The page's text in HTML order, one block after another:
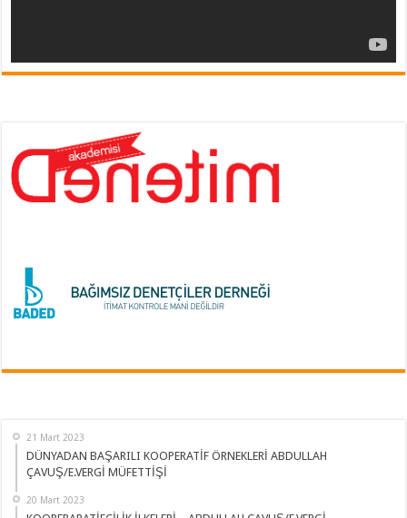
21 Mart 2023
DÜNYADAN BAŞARILI KOOPERATİF ÖRNEKLERİ ABDULLAH
ÇAVUŞ/E.VERGİ MÜFETTİŞİ
20 Mart 2023